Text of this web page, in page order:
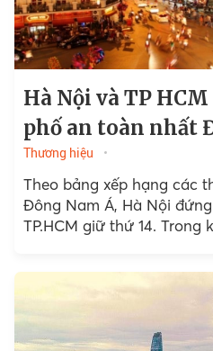
Hà Nội và TP
phố an toàn nhất
Thương hiệu
Theo bảng xếp hạng các
Đông Nam Á, Hà Nội
TP.HCM giữ thứ 14. Trong